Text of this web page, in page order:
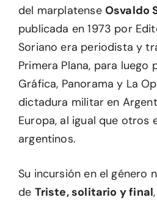
del marplatense Osvaldo
publicada en 1973 por
Soriano era periodista y
Primera Plana, para luego
Gráfica, Panorama y La
dictadura militar en
Europa, al igual que otros
argentinos.
Su incursión en el género
de Triste, solitario y final